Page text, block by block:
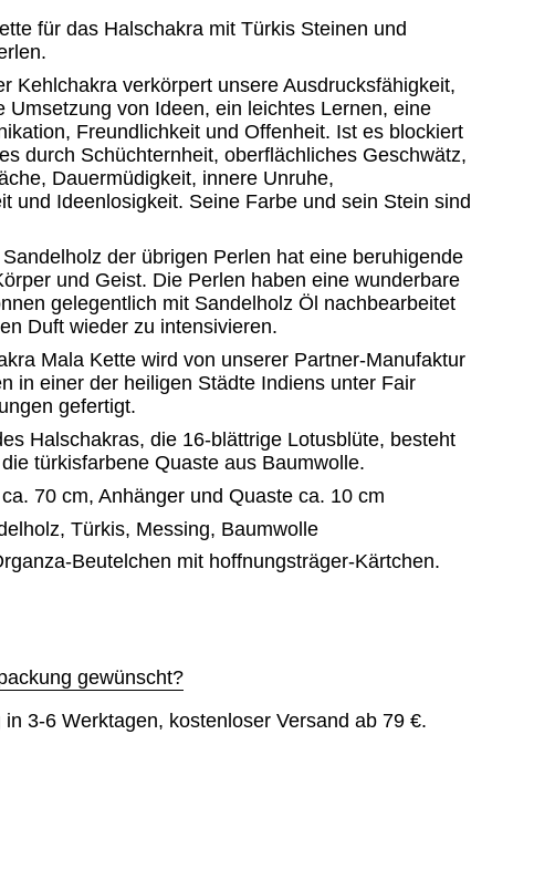
für das Halschakra mit Türkis Steinen und
Kehlchakra verkörpert unsere Ausdrucksfähigkeit,
Umsetzung von Ideen, ein leichtes Lernen, eine
Freundlichkeit und Offenheit. Ist es blockiert
durch Schüchternheit, oberflächliches Geschwätz,
Dauermüdigkeit, innere Unruhe,
und Ideenlosigkeit. Seine Farbe und sein Stein sind
der übrigen Perlen hat eine beruhigende
und Geist. Die Perlen haben eine wunderbare
gelegentlich mit Sandelholz Öl nachbearbeitet
Duft wieder zu intensivieren.
Mala Kette wird von unserer Partner-Manufaktur
in einer der heiligen Städte Indiens unter Fair
gefertigt.
Halschakras, die 16-blättrige Lotusblüte, besteht
türkisfarbene Quaste aus Baumwolle.
70 cm, Anhänger und Quaste ca. 10 cm
Türkis, Messing, Baumwolle
Beutelchen mit hoffnungsträger-Kärtchen.
gewünscht?
in 3-6 Werktagen, kostenloser Versand ab 79 €.